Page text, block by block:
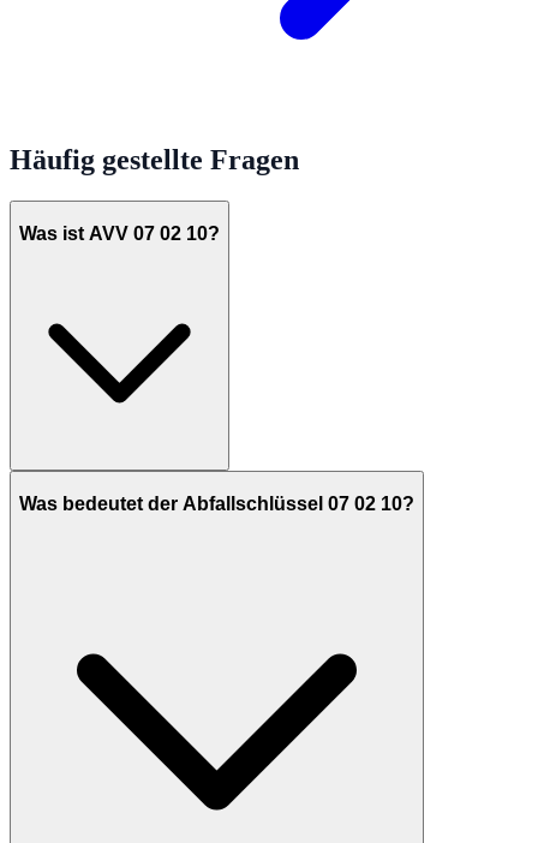
Häufig gestellte Fragen
Was ist AVV 07 02 10?
Was bedeutet der Abfallschlüssel 07 02 10?